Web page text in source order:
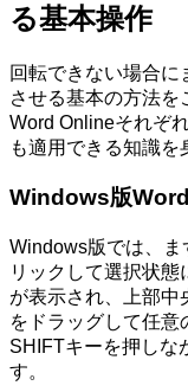
る基本操作
回転できない場合
させる基本の方法を
Word Onlineそれぞ
も適用できる知識を
Windows版
Windows版では、ま
リックして選択状
が表示され、上部中
をドラッグして任意
SHIFTキーを押しな
す。